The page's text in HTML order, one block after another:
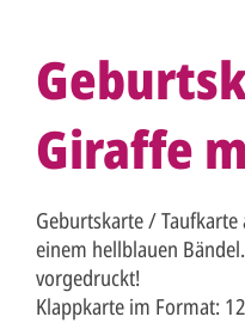
Giraffe
Geburtskarte /
einem hellblauen
vorgedruckt!
Klappkarte im Format: